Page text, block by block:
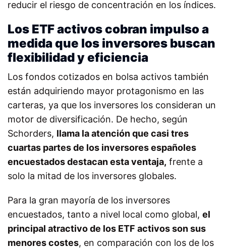
reducir el riesgo de concentración en los índices.
Los ETF activos cobran impulso a
medida que los inversores buscan
flexibilidad y eficiencia
Los fondos cotizados en bolsa activos también
están adquiriendo mayor protagonismo en las
carteras, ya que los inversores los consideran un
motor de diversificación. De hecho, según
Schorders, llama la atención que casi tres
cuartas partes de los inversores españoles
encuestados destacan esta ventaja, frente a
solo la mitad de los inversores globales.
Para la gran mayoría de los inversores
encuestados, tanto a nivel local como global, el
principal atractivo de los ETF activos son sus
menores costes, en comparación con los de los